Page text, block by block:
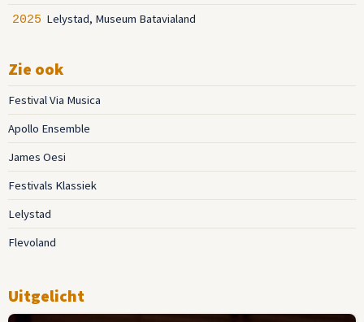
2025 Lelystad, Museum Batavialand
Zie ook
Festival Via Musica
Apollo Ensemble
James Oesi
Festivals Klassiek
Lelystad
Flevoland
Uitgelicht